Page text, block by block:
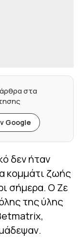
στα
Google
δεν ήταν
κομμάτι ζωής
σήμερα. Ο Ζε
της ύλης